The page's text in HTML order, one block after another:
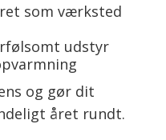
som værksted
udstyr
og gør dit
året rundt.